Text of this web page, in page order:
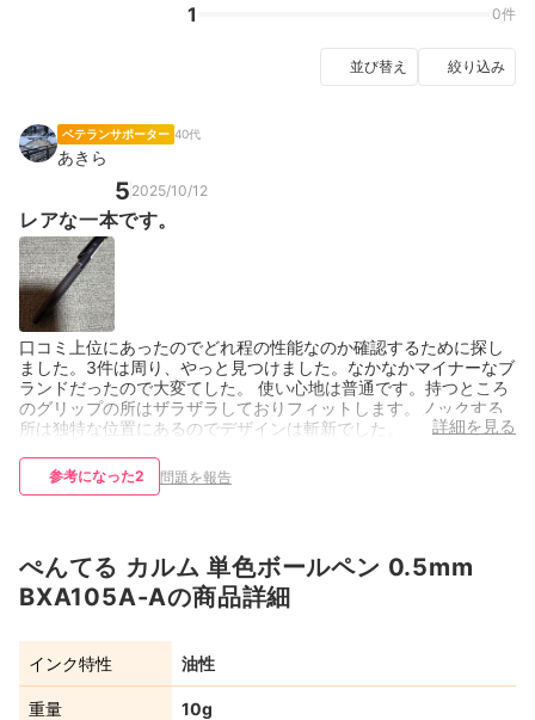
1 0件
並び替え 絞り込み
ベテランサポーター 40代
あきら
5 2025/10/12
レアな一本です。
口コミ上位にあったのでどれ程の性能なのか確認するために探し
ました。3件は周り、やっと見つけました。なかなかマイナーなブ
ランドだったので大変てした。 使い心地は普通です。持つところ
のグリップの所はザラザラしておりフィットします。ノックする
所は独特な位置にあるのでデザインは斬新でした。
詳細を見る
参考になった2 問題を報告
ぺんてる カルム 単色ボールペン 0.5mm
BXA105A-Aの商品詳細
インク特性 油性
重量 10g